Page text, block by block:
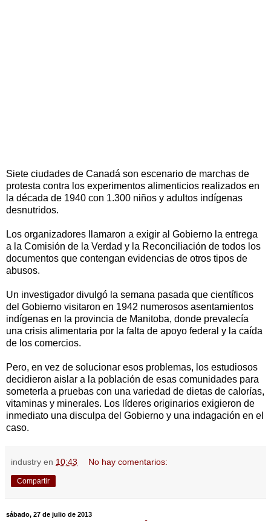
Siete ciudades de Canadá son escenario de marchas de
protesta contra los experimentos alimenticios realizados en
la década de 1940 con 1.300 niños y adultos indígenas
desnutridos.
Los organizadores llamaron a exigir al Gobierno la entrega
a la Comisión de la Verdad y la Reconciliación de todos los
documentos que contengan evidencias de otros tipos de
abusos.
Un investigador divulgó la semana pasada que científicos
del Gobierno visitaron en 1942 numerosos asentamientos
indígenas en la provincia de Manitoba, donde prevalecía
una crisis alimentaria por la falta de apoyo federal y la caída
de los comercios.
Pero, en vez de solucionar esos problemas, los estudiosos
decidieron aislar a la población de esas comunidades para
someterla a pruebas con una variedad de dietas de calorías,
vitaminas y minerales. Los líderes originarios exigieron de
inmediato una disculpa del Gobierno y una indagación en el
caso.
industry en 10:43 No hay comentarios:
Compartir
sábado, 27 de julio de 2013